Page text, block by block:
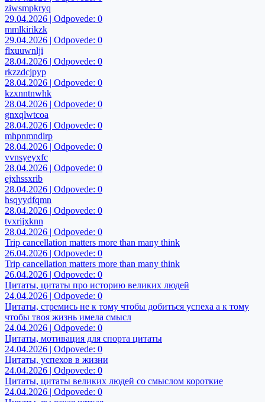
ziwsmpkryq
29.04.2026 | Odpovede: 0
mmlkirikzk
29.04.2026 | Odpovede: 0
flxuuwnlji
28.04.2026 | Odpovede: 0
rkzzdcjpyp
28.04.2026 | Odpovede: 0
kzxnntnwhk
28.04.2026 | Odpovede: 0
gnxqlwtcoa
28.04.2026 | Odpovede: 0
mhpnmndirp
28.04.2026 | Odpovede: 0
vvnsyeyxfc
28.04.2026 | Odpovede: 0
ejxhssxrib
28.04.2026 | Odpovede: 0
hsqyydfqmn
28.04.2026 | Odpovede: 0
tvxrijxknn
28.04.2026 | Odpovede: 0
Trip cancellation matters more than many think
26.04.2026 | Odpovede: 0
Trip cancellation matters more than many think
26.04.2026 | Odpovede: 0
Цитаты, цитаты про историю великих людей
24.04.2026 | Odpovede: 0
Цитаты, стремись не к тому чтобы добиться успеха а к тому
чтобы твоя жизнь имела смысл
24.04.2026 | Odpovede: 0
Цитаты, мотивация для спорта цитаты
24.04.2026 | Odpovede: 0
Цитаты, успехов в жизни
24.04.2026 | Odpovede: 0
Цитаты, цитаты великих людей со смыслом короткие
24.04.2026 | Odpovede: 0